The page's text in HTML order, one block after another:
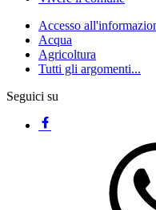
Accesso
Acqua
Agricoltura
Tutti gli argomenti...
Seguici su